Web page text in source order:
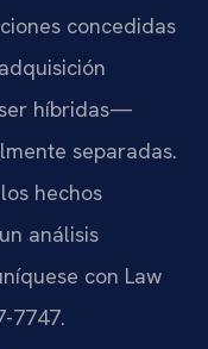
concedidas
híbridas—
separadas.
hechos
análisis
con Law
7747.